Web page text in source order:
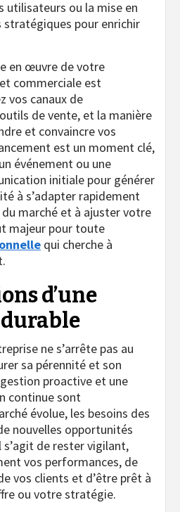
utilisateurs ou la mise en
stratégiques pour enrichir
en œuvre de votre
commerciale est
vos canaux de
de vente, et la manière
et convaincre vos
est un moment clé,
événement ou une
initiale pour générer
à s’adapter rapidement
marché et à ajuster votre
majeur pour toute
qui cherche à
d’une
ne s’arrête pas au
sa pérennité et son
proactive et une
continue sont
évolue, les besoins des
nouvelles opportunités
de rester vigilant,
vos performances, de
vos clients et d’être prêt à
ou votre stratégie.